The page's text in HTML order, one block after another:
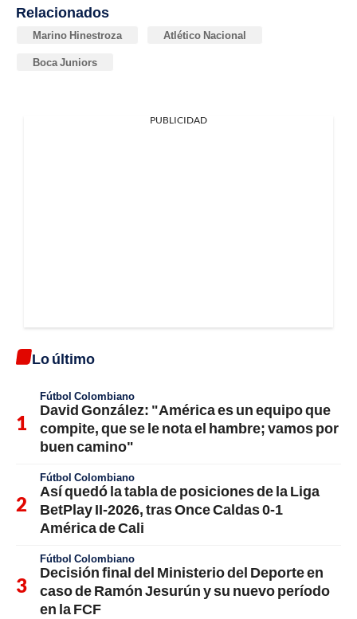
Relacionados
Marino Hinestroza Atlético Nacional
Boca Juniors
PUBLICIDAD
Lo último
Fútbol Colombiano
David González: "América es un equipo que
compite, que se le nota el hambre; vamos por
buen camino"
Fútbol Colombiano
Así quedó la tabla de posiciones de la Liga
BetPlay II-2026, tras Once Caldas 0-1
América de Cali
Fútbol Colombiano
Decisión final del Ministerio del Deporte en
caso de Ramón Jesurún y su nuevo período
en la FCF